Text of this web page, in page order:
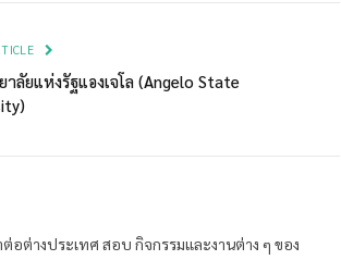
ลัยแห่งรัฐแองเจโล (Angelo State
อต่างประเทศ สอบ กิจกรรมและงานต่าง ๆ ของ